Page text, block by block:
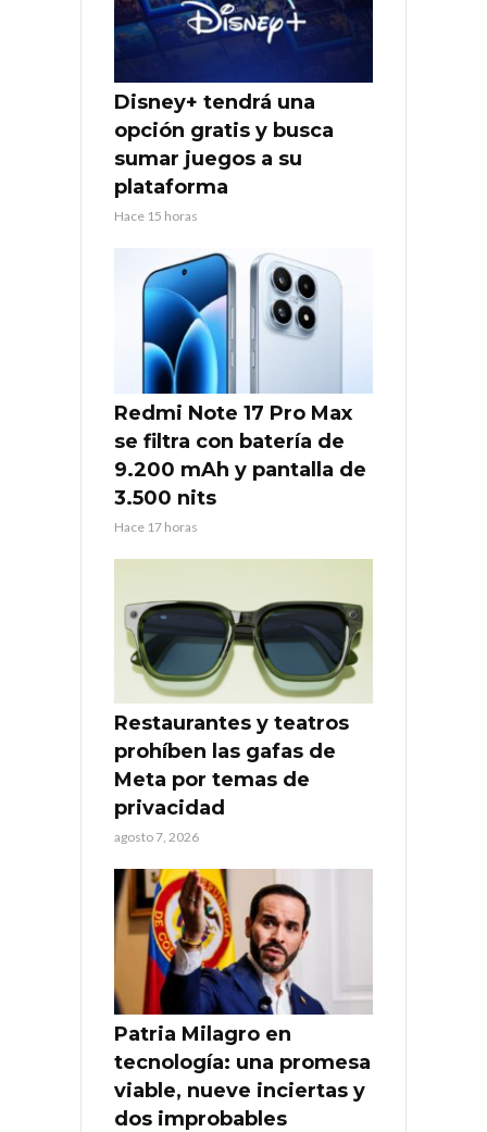
Disney+ tendrá una
opción gratis y busca
sumar juegos a su
plataforma
Hace 15 horas
Redmi Note 17 Pro Max
se filtra con batería de
9.200 mAh y pantalla de
3.500 nits
Hace 17 horas
Restaurantes y teatros
prohíben las gafas de
Meta por temas de
privacidad
agosto 7, 2026
Patria Milagro en
tecnología: una promesa
viable, nueve inciertas y
dos improbables